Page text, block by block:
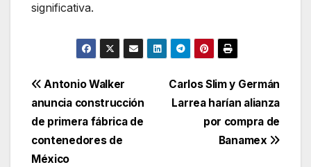
significativa.
Navegación
de
entradas
Carlos Slim y Germán
Larrea harían alianza
por compra de
Banamex
Antonio Walker
anuncia construcción
de primera fábrica de
contenedores de
México